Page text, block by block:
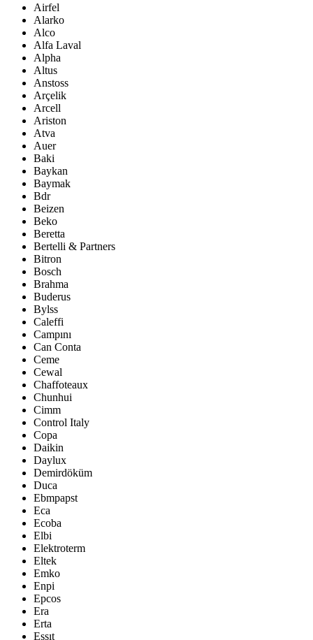
Airfel
Alarko
Alco
Alfa Laval
Alpha
Altus
Anstoss
Arçelik
Arcell
Ariston
Atva
Auer
Baki
Baykan
Baymak
Bdr
Beizen
Beko
Beretta
Bertelli & Partners
Bitron
Bosch
Brahma
Buderus
Bylss
Caleffi
Campını
Can Conta
Ceme
Cewal
Chaffoteaux
Chunhui
Cimm
Control Italy
Copa
Daikin
Daylux
Demirdöküm
Duca
Ebmpapst
Eca
Ecoba
Elbi
Elektroterm
Eltek
Emko
Enpi
Epcos
Era
Erta
Essıt